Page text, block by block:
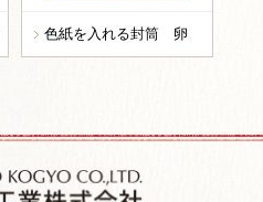
色紙を入れる封筒 卵